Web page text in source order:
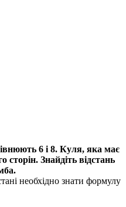
6 і 8. Куля, яка має
сторін. Знайдіть відстань
необхідно знати формулу